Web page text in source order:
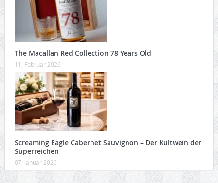
The Macallan Red Collection 78 Years Old
11. Februar 2026
Screaming Eagle Cabernet Sauvignon – Der Kultwein der
Superreichen
07. Januar 2026